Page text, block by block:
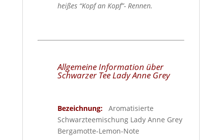
heißes “Kopf an Kopf”- Rennen.
Allgemeine Information über
Schwarzer Tee Lady Anne Grey
Bezeichnung: Aromatisierte
Schwarzteemischung Lady Anne Grey
Bergamotte-Lemon-Note